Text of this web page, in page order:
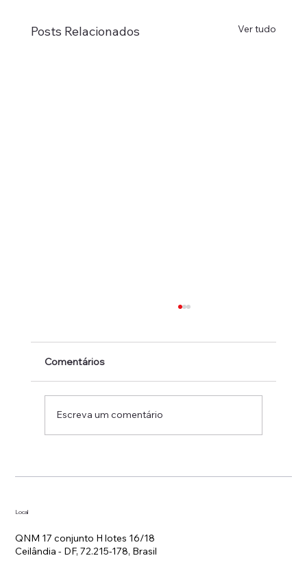
Posts Relacionados Ver tudo
Alerta e Exames para o Câncer de
Comentários
Escreva um comentário
Local
QNM 17 conjunto H lotes 16/18
Ceilândia - DF, 72.215-178, Brasil